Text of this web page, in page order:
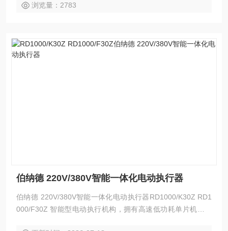
浏览量：2783
伯纳德 220V/380V智能一体化电动执行器
伯纳德 220V/380V智能一体化电动执行器RD1000/K30Z RD1
000/F30Z 智能型电动执行机构，拥有高速低功耗单片机为枋